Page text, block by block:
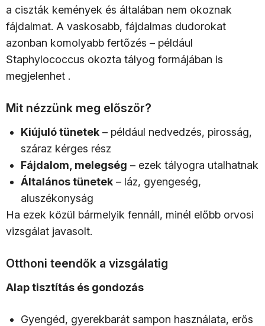
a ciszták kemények és általában nem okoznak
fájdalmat. A vaskosabb, fájdalmas dudorokat
azonban komolyabb fertőzés – például
Staphylococcus okozta tályog formájában is
megjelenhet .
Mit nézzünk meg először?
Kiújuló tünetek – például nedvedzés, pirosság,
száraz kérges rész
Fájdalom, melegség – ezek tályogra utalhatnak
Általános tünetek – láz, gyengeség,
aluszékonyság
Ha ezek közül bármelyik fennáll, minél előbb orvosi
vizsgálat javasolt.
Otthoni teendők a vizsgálatig
Alap tisztítás és gondozás
Gyengéd, gyerekbarát sampon használata, erős